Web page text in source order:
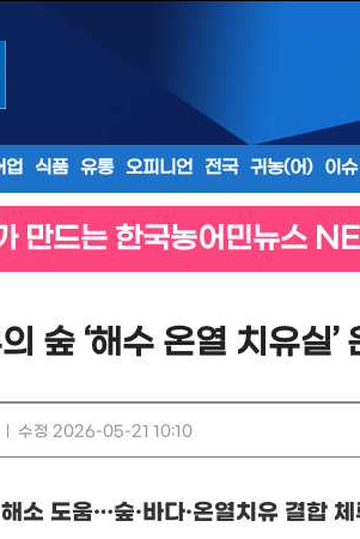
업 식품 유통 오피니언 전국 귀농(어) 이슈
만드는 한국농어민뉴스
숲 ‘해수 온열 치유실
수정 2026-05-21 10:10
소 도움…숲· 바다·온열치유 결합